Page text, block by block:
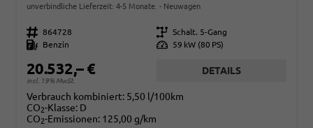
unverbindliche Lieferzeit: 4-5 Monate. Neuwagen
Fahrzeugnr. 864728 Getriebe Schalt. 5-Gang
Kraftstoff
Benzin Leistung 59 kW (80 PS)
20.532,– €
incl. 19% MwSt.
DETAILS
Verbrauch kombiniert: 5,50 l/100km
CO2-Klasse: D
CO2-Emissionen: 125,00 g/km